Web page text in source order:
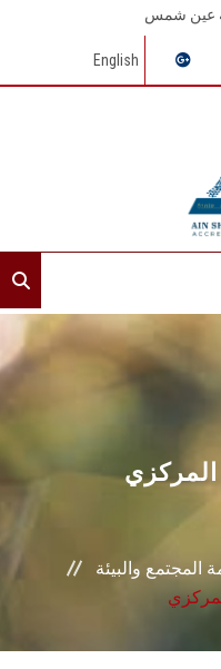
عين شمس
English
الرئيسية
الجودة
والبيئة